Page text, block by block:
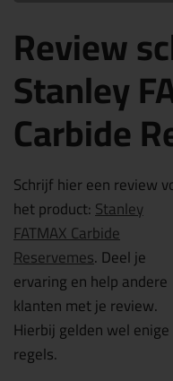
Review
Stanley
Carbide
Schrijf hier een review
het product:Stanley
FATMAX Carbide
Reservemes. Deel je
ervaring en help andere
klanten met je review.
Hierbij gelden wel enige
regels.